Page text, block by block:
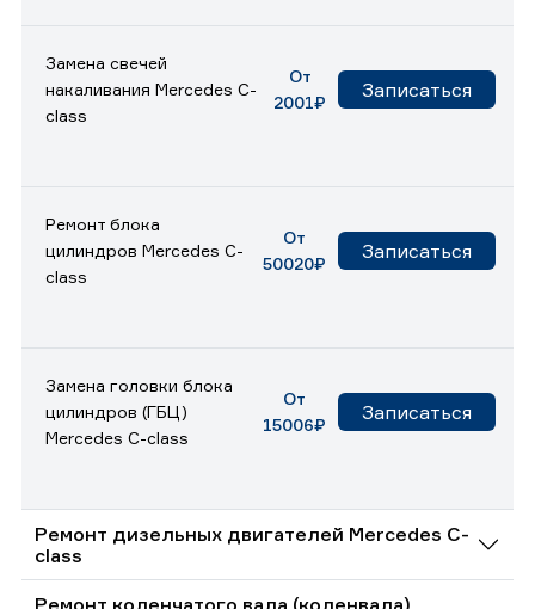
Замена свечей
накаливания Mercedes C-
class
От
2001₽
Записаться
Ремонт блока
цилиндров Mercedes C-
class
От
50020₽
Записаться
Замена головки блока
цилиндров (ГБЦ)
Mercedes C-class
От
15006₽
Записаться
Ремонт дизельных двигателей Mercedes C-
class
Ремонт коленчатого вала (коленвала)